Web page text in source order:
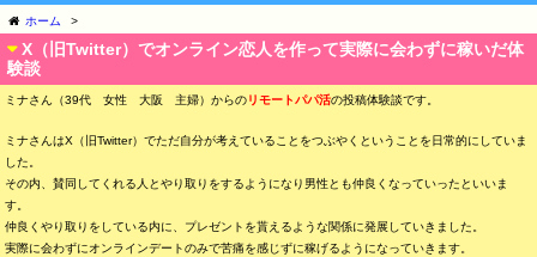
ホーム >
X（旧Twitter）でオンライン恋人を作って実際に会わずに稼いだ体
験談
ミナさん（39代 女性 大阪 主婦）からのリモートパパ活の投稿体験談です。
ミナさんはX（旧Twitter）でただ自分が考えていることをつぶやくということを日常的にしていま
した。
その内、賛同してくれる人とやり取りをするようになり男性とも仲良くなっていったといいま
す。
仲良くやり取りをしている内に、プレゼントを貰えるような関係に発展していきました。
実際に会わずにオンラインデートのみで苦痛を感じずに稼げるようになっていきます。